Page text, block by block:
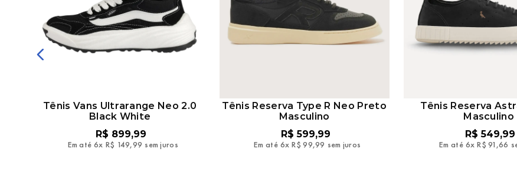
Tênis Vans Ultrarange Neo 2.0
Black White
R$ 899,99
Em até 6x R$ 149,99 sem juros
Tênis Reserva Type R Neo Preto
Masculino
R$ 599,99
Em até 6x R$ 99,99 sem juros
Tênis Reserva
Masculino
R$ 549,99
Em até 6x R$ 91 ,66